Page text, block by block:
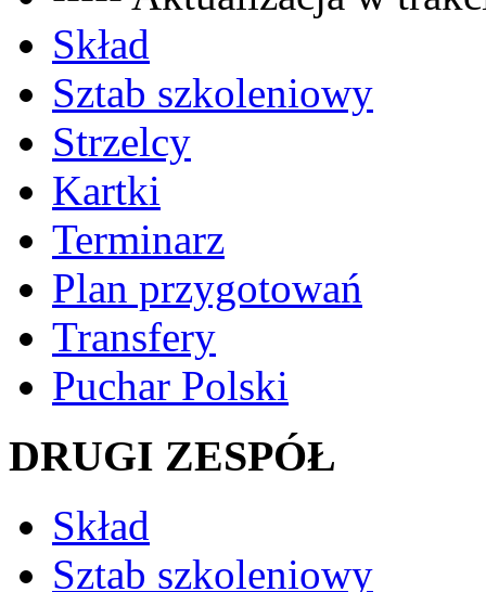
Skład
Sztab szkoleniowy
Strzelcy
Kartki
Terminarz
Plan przygotowań
Transfery
Puchar Polski
DRUGI ZESPÓŁ
Skład
Sztab szkoleniowy